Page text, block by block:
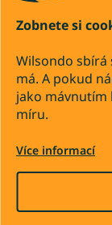
Zobnete si
Wilsondo sbírá
má. A pokud
jako mávnutím
míru.
Více informací